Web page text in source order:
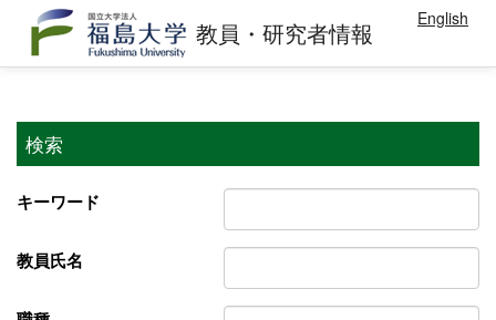
教員・研究者情報 English
検索
キーワード
教員氏名